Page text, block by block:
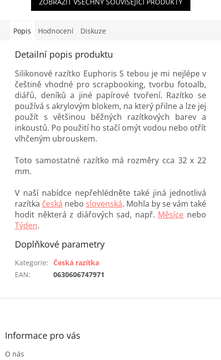
Popis Hodnocení Diskuze
Detailní popis produktu
Silikonové razítko Euphoris S tebou je mi nejlépe v
češtině vhodné pro scrapbooking, tvorbu fotoalb,
diářů, deníků a jiné papírové tvoření. Razítko se
používá s akrylovým blokem, na který přilne a lze jej
použít s většinou běžných razítkových barev a
inkoustů. Po použití ho stačí omýt vodou nebo otřít
vlhčeným ubrouskem.
Toto samostatné razítko má rozměry cca 32 x 22
mm.
V naší nabídce nepřehlédněte také jiná jednotlivá
razítka česká nebo slovenská. Mohla by se vám také
hodit některá z diářových sad, např. Měsíce nebo
Týden.
Doplňkové parametry
Kategorie: Česká razítka
EAN: 0630606747971
Z
Informace pro vás
O nás